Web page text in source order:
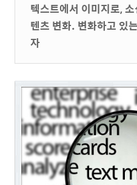
텍스트에서 이미지로,
텐츠 변화. 변화하고 있
자